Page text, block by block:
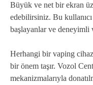
Büyük ve net bir ekran
edebilirsiniz. Bu
başlayanlar ve deneyimli
Herhangi bir vaping
bir önem taşır. Vozol
mekanizmalarıyla